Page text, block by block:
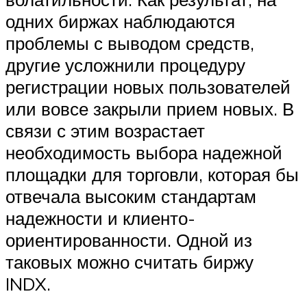
одних биржах наблюдаются
проблемы с выводом средств,
другие усложнили процедуру
регистрации новых пользователей
или вовсе закрыли прием новых. В
связи с этим возрастает
необходимость выбора надежной
площадки для торговли, которая бы
отвечала высоким стандартам
надежности и клиенто-
ориентированности. Одной из
таковых можно считать биржу
INDX.